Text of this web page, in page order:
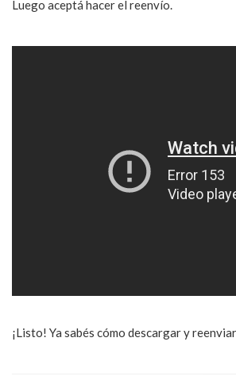
Luego aceptá hacer el reenvío.
¡Listo! Ya sabés cómo descargar y